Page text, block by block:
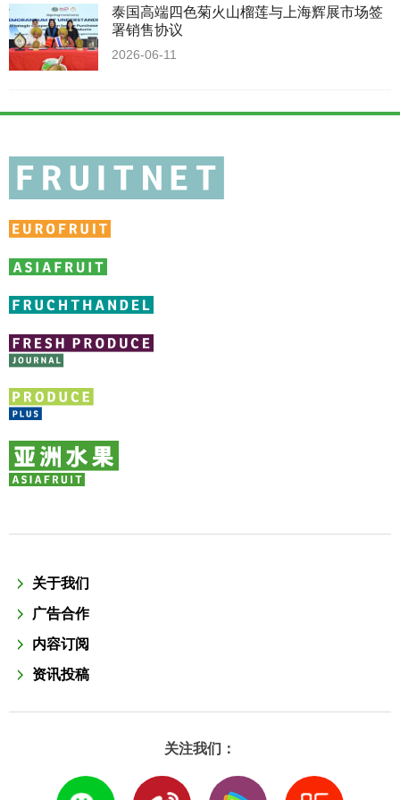
泰国高端四色菊火山榴莲与上海辉展市场签
署销售协议
2026-06-11
关于我们
广告合作
内容订阅
资讯投稿
关注我们：